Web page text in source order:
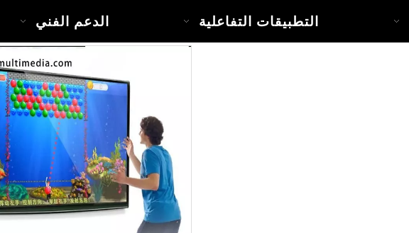
التطبيقات التفاعلية الدعم الفني